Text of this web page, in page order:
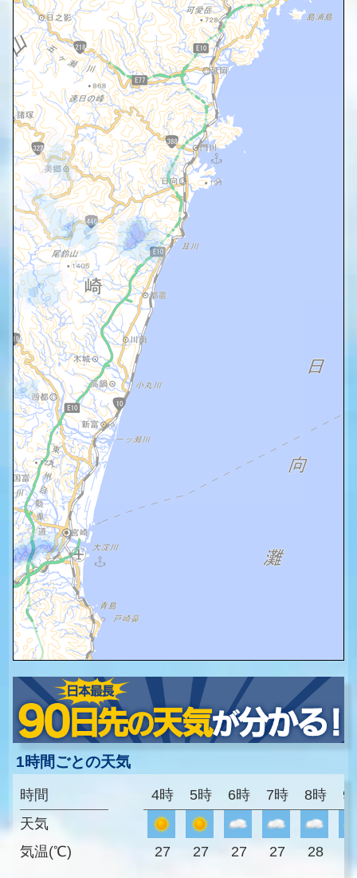
1時間ごとの天気
時間
天気
気温(℃)
4時 5時 6時 7時 8時 9
27 27 27 27 28